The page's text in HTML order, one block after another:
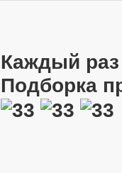
Каждый
Подборка